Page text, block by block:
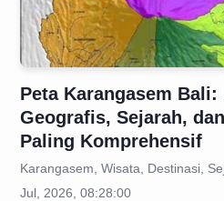
Peta Karangasem Bali:
Geografis, Sejarah,
Paling Komprehensif
Karangasem, Wisata, Destinasi,
Jul, 2026, 08:28:00